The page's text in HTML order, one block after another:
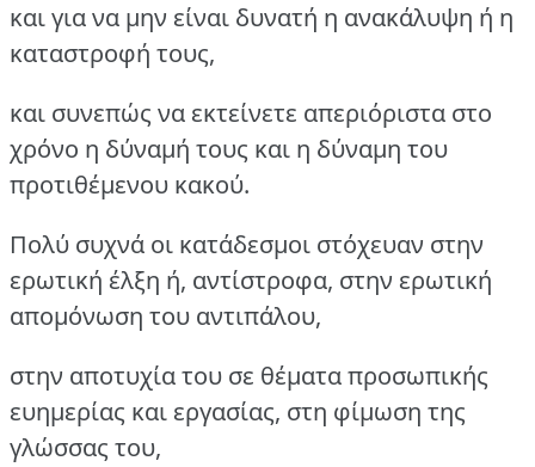
και για να μην είναι δυνατή η ανακάλυψη ή η
καταστροφή τους,
και συνεπώς να εκτείνετε απεριόριστα στο
χρόνο η δύναμή τους και η δύναμη του
προτιθέμενου κακού.
Πολύ συχνά οι κατάδεσμοι στόχευαν στην
ερωτική έλξη ή, αντίστροφα, στην ερωτική
απομόνωση του αντιπάλου,
στην αποτυχία του σε θέματα προσωπικής
ευημερίας και εργασίας, στη φίμωση της
γλώσσας του,